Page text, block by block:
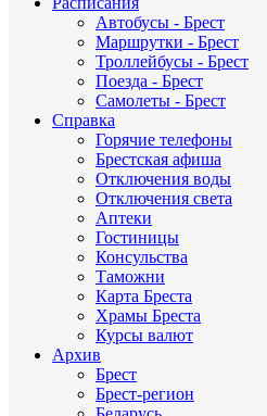
Автобусы - Брест
Маршрутки - Брест
Троллейбусы - Брест
Поезда - Брест
Самолеты - Брест
Справка
Горячие телефоны
Брестская афиша
Отключения воды
Отключения света
Аптеки
Гостиницы
Консульства
Таможни
Карта Бреста
Храмы Бреста
Курсы валют
Архив
Брест
Брест-регион